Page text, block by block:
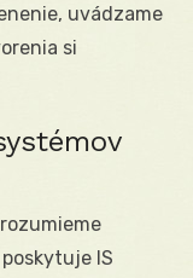
uvádzame
si
IS